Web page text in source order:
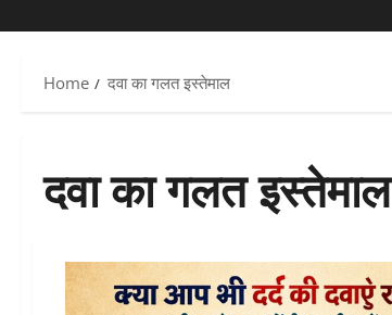
Home दवा का गलत इस्तेमाल
दवा का गलत इस्तेमाल